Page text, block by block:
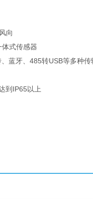
向
式传感器
蓝牙、485转USB等多种传
到IP65以上